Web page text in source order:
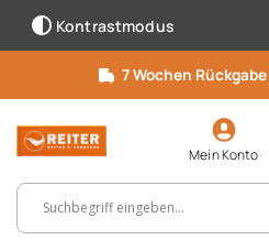
Kontrastmodus
7 Wochen Rückgabe
Mein Konto
Suchbegriff, Artikelnummer ...